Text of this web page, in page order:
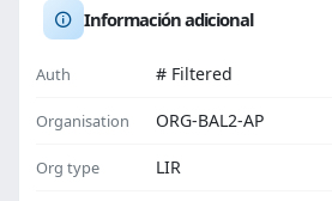
Información adicional
Auth # Filtered
Organisation ORG-BAL2-AP
Org type LIR